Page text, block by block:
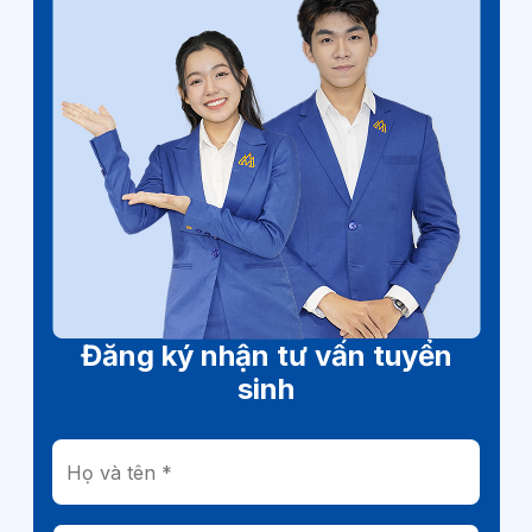
Đăng ký nhận tư vấn tuyển
sinh